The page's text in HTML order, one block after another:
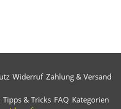
Widerruf Zahlung & Versand
Tipps & Tricks FAQ Kategorien